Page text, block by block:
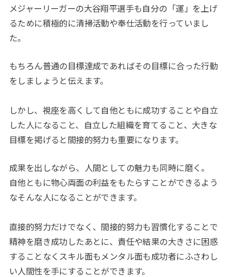
メジャーリーガーの大谷翔平選手も自分の「運」を上げ
るために積極的に清掃活動や奉仕活動を行っていまし
た。
もちろん普通の目標達成であればその目標に合った行動
をしましょうと伝えます。
しかし、視座を高くして自他ともに成功することや自立
した人になること、自立した組織を育てること、大きな
目標を掲げると間接的努力も重要になります。
成果を出しながら、人間としての魅力も同時に磨く。
自他ともに物心両面の利益をもたらすことができるよう
なそんな人になることができます。
直接的努力だけでなく、間接的努力も習慣化することで
精神を磨き成功したあとに、責任や結果の大きさに困惑
することなくスキル面もメンタル面も成功者にふさわし
い人間性を手にすることができます。